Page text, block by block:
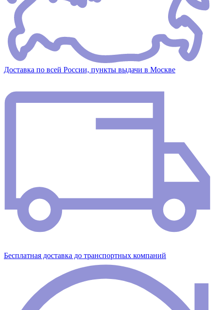
Доставка по всей России, пункты выдачи в Москве
Бесплатная доставка до транспортных компаний